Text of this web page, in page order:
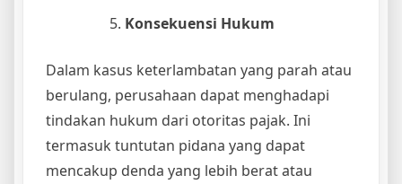
Konsekuensi Hukum
Dalam kasus keterlambatan yang parah atau
berulang, perusahaan dapat menghadapi
tindakan hukum dari otoritas pajak. Ini
termasuk tuntutan pidana yang dapat
mencakup denda yang lebih berat atau